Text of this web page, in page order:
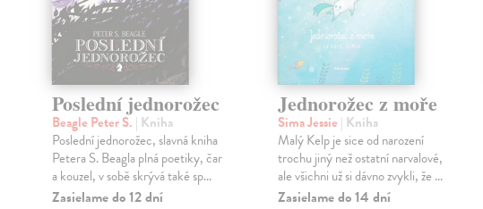
Poslední jednorožec
Beagle Peter S. | Kniha
Poslední jednorožec, slavná kniha
Petera S. Beagla plná poetiky, čar
a kouzel, v sobě skrývá také sp...
Zasielame do 12 dní
Jednorožec z moře
Sima Jessie | Kniha
Malý Kelp je sice od narození
trochu jiný než ostatní narvalové,
ale všichni už si dávno zvykli, že ...
Zasielame do 14 dní